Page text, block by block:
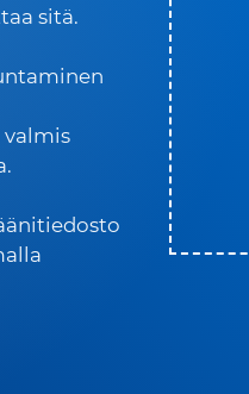
sitä.
valmis